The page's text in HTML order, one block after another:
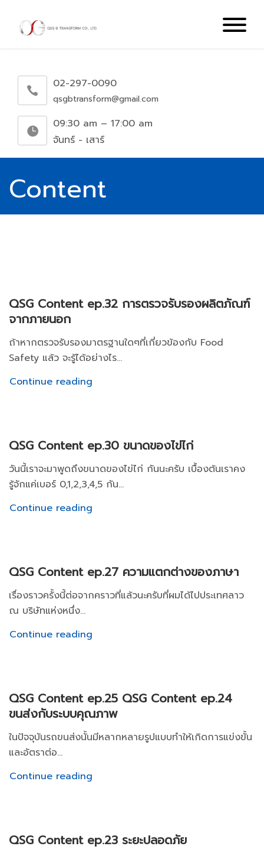
02-297-0090
qsgbtransform@gmail.com
09:30 am – 17:00 am
จันทร์ - เสาร์
Content
QSG Content ep.32 การตรวจรับรองผลิตภัณฑ์
จากภายนอก
ถ้าหากตรวจรับรองมาตรฐานใดๆที่เกี่ยวข้องกับ Food
Safety แล้ว จะรู้ได้อย่างไร...
Continue reading
QSG Content ep.30 ขนาดของไข่ไก่
วันนี้เราจะมาพูดถึงขนาดของไข่ไก่ กันนะครับ เบื้องต้นเราคง
รู้จักแค่เบอร์ 0,1,2,3,4,5 กัน...
Continue reading
QSG Content ep.27 ความแตกต่างของภาษา
เรื่องราวครั้งนี้ต่อจากคราวที่แล้วนะครับที่ผมได้ไปประเทศลาว
ณ บริษัทแห่งหนึ่ง...
Continue reading
QSG Content ep.25 QSG Content ep.24
ขนส่งกับระบบคุณภาพ
ในปัจจุบันรถขนส่งนั้นมีหลากหลายรูปแบบทำให้เกิดการแข่งขั้น
และอัตราต่อ...
Continue reading
QSG Content ep.23 ระยะปลอดภัย